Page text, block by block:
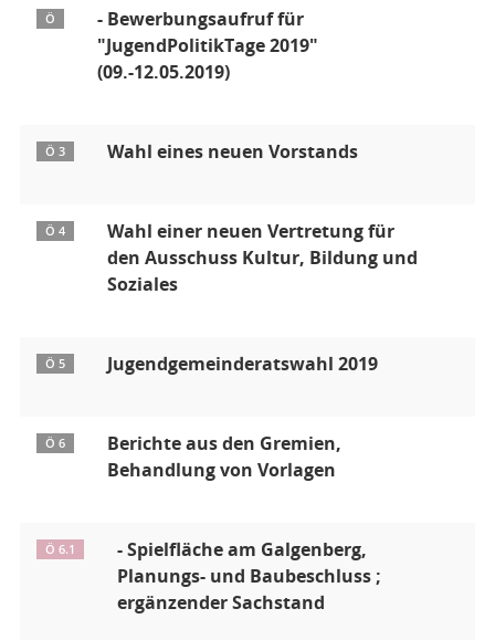
Ö
- Bewerbungsaufruf für
"JugendPolitikTage 2019"
(09.-12.05.2019)
Ö 3 Wahl eines neuen Vorstands
Ö 4
Wahl einer neuen Vertretung für
den Ausschuss Kultur, Bildung und
Soziales
Ö 5 Jugendgemeinderatswahl 2019
Ö 6
Berichte aus den Gremien,
Behandlung von Vorlagen
Ö 6.1
- Spielfläche am Galgenberg,
Planungs- und Baubeschluss ;
ergänzender Sachstand